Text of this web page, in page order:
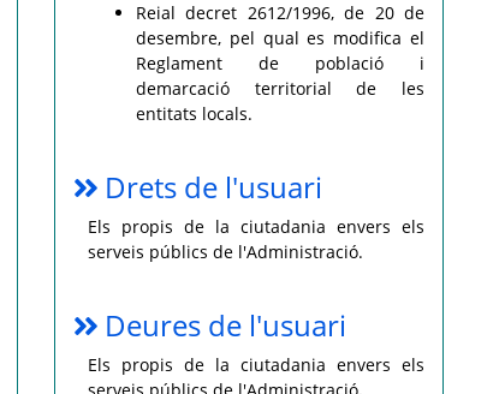
Reial decret 2612/1996, de 20 de
desembre, pel qual es modifica el
Reglament de població i
demarcació territorial de les
entitats locals.
Drets de l'usuari
Els propis de la ciutadania envers els
serveis públics de l'Administració.
Deures de l'usuari
Els propis de la ciutadania envers els